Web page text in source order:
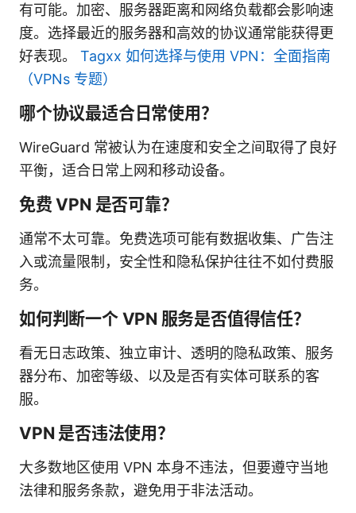
有可能。加密、服务器距离和网络负载都会影响速
度。选择最近的服务器和高效的协议通常能获得更
好表现。 Tagxx 如何选择与使用 VPN：全面指南
（VPNs 专题）
哪个协议最适合日常使用？
WireGuard 常被认为在速度和安全之间取得了良好
平衡，适合日常上网和移动设备。
免费 VPN 是否可靠？
通常不太可靠。免费选项可能有数据收集、广告注
入或流量限制，安全性和隐私保护往往不如付费服
务。
如何判断一个 VPN 服务是否值得信任？
看无日志政策、独立审计、透明的隐私政策、服务
器分布、加密等级、以及是否有实体可联系的客
服。
VPN 是否违法使用？
大多数地区使用 VPN 本身不违法，但要遵守当地
法律和服务条款，避免用于非法活动。